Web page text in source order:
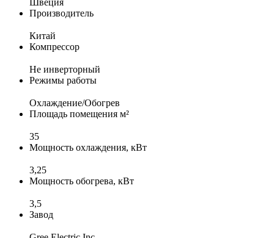
Швеция
Производитель
Китай
Компрессор
Не инверторный
Режимы работы
Охлаждение/Обогрев
Площадь помещения м²
35
Мощность охлаждения, кВт
3,25
Мощность обогрева, кВт
3,5
Завод